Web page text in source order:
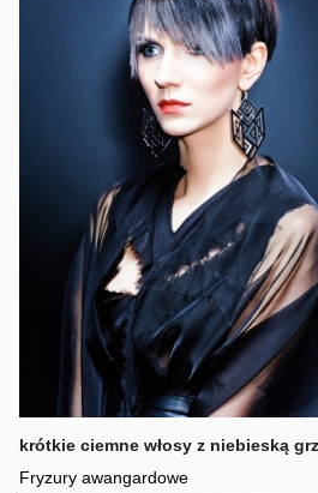
krótkie ciemne włosy z niebieską
Fryzury awangardowe